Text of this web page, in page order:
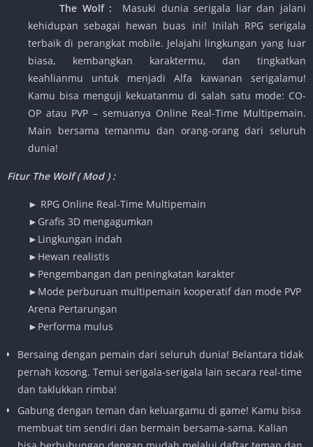
The Wolf : Masuki dunia serigala liar dan jalani
kehidupan sebagai hewan buas ini! Inilah RPG serigala
terbaik di perangkat mobile. Jelajahi lingkungan yang luar
biasa, kembangkan karaktermu, dan tingkatkan
keahlianmu untuk menjadi Alfa kawanan serigalamu!
Kamu bisa menguji kekuatanmu di salah satu mode: CO-
OP atau PVP – semuanya Online Real-Time Multipemain.
Main bersama temanmu dan orang-orang dari seluruh
dunia!
Fitur The Wolf ( Mod ) :
► RPG Online Real-Time Multipemain
►Grafis 3D mengagumkan
►Lingkungan indah
►Hewan realistis
►Pengembangan dan peningkatan karakter
►Mode perburuan multipemain kooperatif dan mode PVP
Arena Pertarungan
►Performa mulus
Bersaing dengan pemain dari seluruh dunia! Belantara tidak
pernah kosong. Temui serigala-serigala lain secara real-time
dan taklukkan rimba!
Gabung dengan teman dan keluargamu di game! Kamu bisa
membuat tim sendiri dan bermain bersama-sama. Kalian